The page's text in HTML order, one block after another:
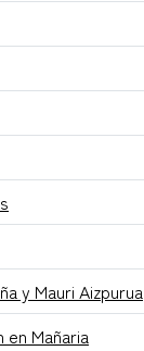
y Mauri Aizpurua
en Mañaria